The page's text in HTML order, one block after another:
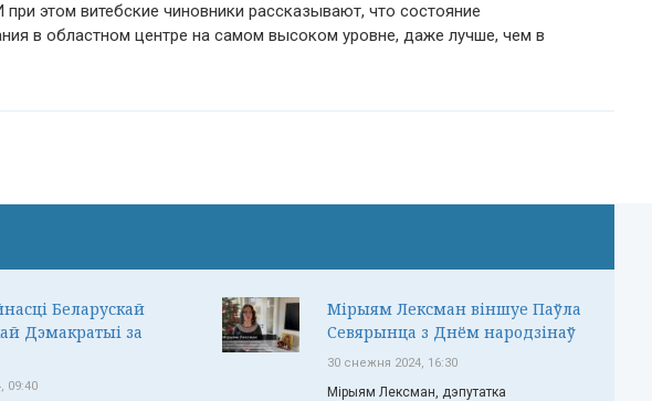
этом витебские чиновники рассказывают, что состояние
в областном центре на самом высоком уровне, даже лучше, чем в
Беларускай
Дэмакратыі за
09:40
Мірыям Лексман віншуе Паўла
Севярынца з Днём народзінаў
30 снежня 2024, 16:30
Мірыям Лексман, дэпутатка